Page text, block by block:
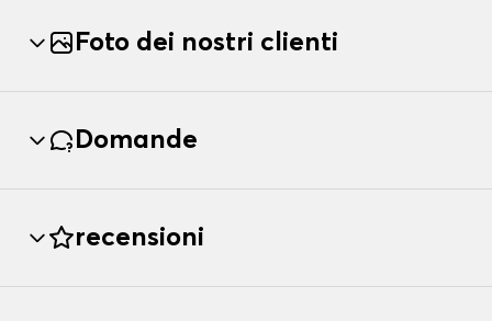
Foto dei nostri clienti
Domande
recensioni